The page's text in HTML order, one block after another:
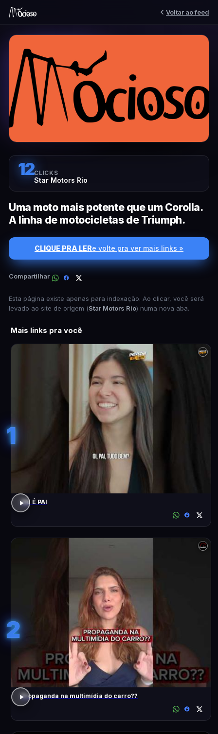
Voltar ao feed
12CLICKS
Star Motors Rio
Uma moto mais potente que um Corolla.
A linha de motocicletas de Triumph.
CLIQUE PRA LERe volte pra ver mais links »
Compartilhar
Esta página existe apenas para indexação. Ao clicar, você será
levado ao site de origem (Star Motors Rio) numa nova aba.
Mais links pra você
1
PAI É PAI
2
Propaganda na multimídia do carro??